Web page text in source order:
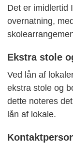
Det er imidlertid
overnatning,
Ekstra stole
Ved lån af
ekstra stole og
dette noteres
lån af lokale.